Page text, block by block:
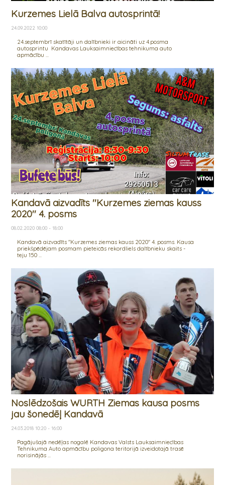
Kurzemes Lielā Balva autosprintā!
24.09.2022 10:00
24.septembrī skatītāji un dalībnieki ir aicināti uz 4.posma
autosprintu Kandavas Lauksaimniecības tehnikuma auto
apmācību ...
Kandavā aizvadīts ''Kurzemes ziemas kauss
2020'' 4. posms
08.02.2020 08:00 - 18:00
Kandavā aizvadīts ''Kurzemes ziemas kauss 2020'' 4. posms. Kausa
priekšpēdējam posmam pieteicās rekordliels dalībnieku skaits -
teju 150 ...
Noslēdzošais WURTH Ziemas kausa posms
jau šonedēļ Kandavā
24.03.2018 10:20 - 16:00
Pagājušajā nedēļas nogalē Kandavas Valsts Lauksaimniecības
Tehnikuma Auto apmācību poligona teritorijā izveidotajā trasē
norisinājās ...